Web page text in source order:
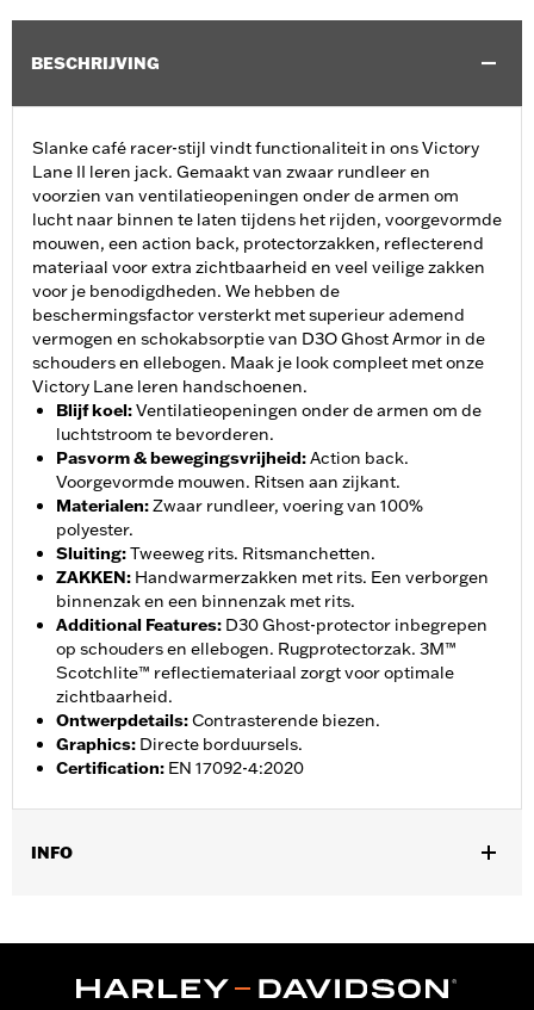
BESCHRIJVING
Slanke café racer-stijl vindt functionaliteit in ons Victory
Lane II leren jack. Gemaakt van zwaar rundleer en
voorzien van ventilatieopeningen onder de armen om
lucht naar binnen te laten tijdens het rijden, voorgevormde
mouwen, een action back, protectorzakken, reflecterend
materiaal voor extra zichtbaarheid en veel veilige zakken
voor je benodigdheden. We hebben de
beschermingsfactor versterkt met superieur ademend
vermogen en schokabsorptie van D3O Ghost Armor in de
schouders en ellebogen. Maak je look compleet met onze
Victory Lane leren handschoenen.
Blijf koel:Ventilatieopeningen onder de armen om de
luchtstroom te bevorderen.
Pasvorm & bewegingsvrijheid:Action back.
Voorgevormde mouwen. Ritsen aan zijkant.
Materialen:Zwaar rundleer, voering van 100%
polyester.
Sluiting:Tweeweg rits. Ritsmanchetten.
ZAKKEN: Handwarmerzakken met rits. Een verborgen
binnenzak en een binnenzak met rits.
Additional Features: D30 Ghost-protector inbegrepen
op schouders en ellebogen. Rugprotectorzak. 3M™
Scotchlite™ reflectiemateriaal zorgt voor optimale
zichtbaarheid.
Ontwerpdetails:Contrasterende biezen.
Graphics: Directe borduursels.
Certification: EN 17092-4:2020
INFO
Functionele features:Geventileerd,Action back - Basic,
Lichaamsprotectoren inbegrepen,Bodyprotectorzakken